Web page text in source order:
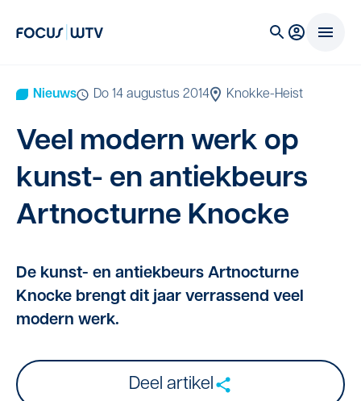
Nieuws do 14 augustus 2014 Knokke-Heist
Veel modern werk op
kunst- en antiek­beurs
Art­noc­tur­ne Knocke
De kunst- en antiekbeurs Artnocturne
Knocke brengt dit jaar verrassend veel
modern werk.
Deel artikel